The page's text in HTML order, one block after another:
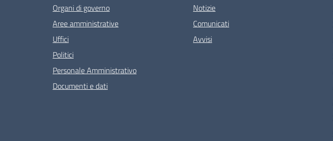
Organi di governo
Aree amministrative
Uffici
Politici
Personale Amministrativo
Documenti e dati
Notizie
Comunicati
Avvisi